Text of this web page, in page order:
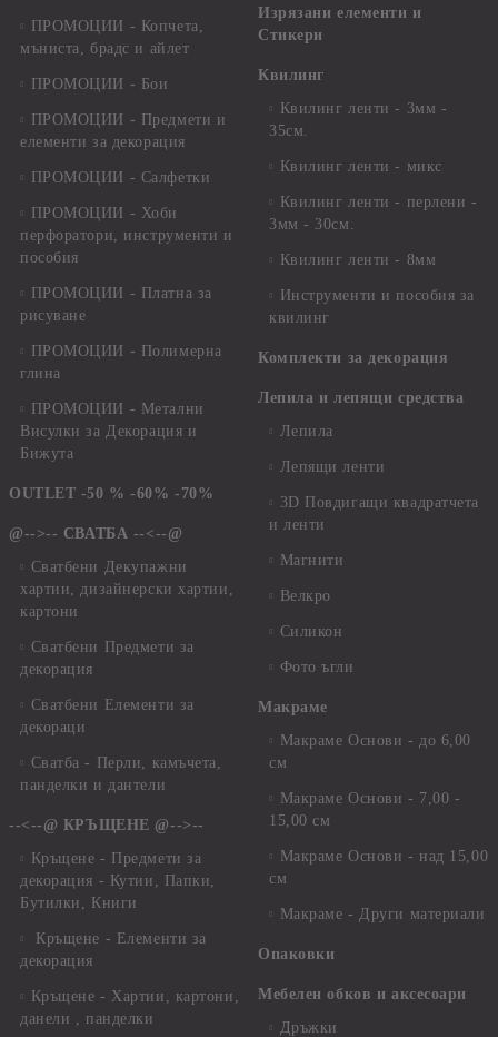
ПРОМОЦИИ - Копчета,
мъниста, брадс и айлет
ПРОМОЦИИ - Бои
ПРОМОЦИИ - Предмети и
елементи за декорация
ПРОМОЦИИ - Салфетки
ПРОМОЦИИ - Хоби
перфоратори, инструменти и
пособия
ПРОМОЦИИ - Платна за
рисуване
ПРОМОЦИИ - Полимерна
глина
ПРОМОЦИИ - Метални
Висулки за Декорация и
Бижута
OUTLET -50 % -60% -70%
@-->-- СВАТБА --<--@
Сватбени Декупажни
хартии, дизайнерски хартии,
картони
Сватбени Предмети за
декорация
Сватбени Елементи за
декораци
Сватба - Перли, камъчета,
панделки и дантели
--<--@ КРЪЩЕНЕ @-->--
Кръщене - Предмети за
декорация - Кутии, Папки,
Бутилки, Книги
Кръщене - Елементи за
декорация
Кръщене - Хартии, картони,
данели , панделки
Изрязани елементи и
Стикери
Квилинг
Квилинг ленти - 3мм -
35см.
Квилинг ленти - микс
Квилинг ленти - перлени -
3мм - 30см.
Квилинг ленти - 8мм
Инструменти и пособия за
квилинг
Комплекти за декорация
Лепила и лепящи средства
Лепила
Лепящи ленти
3D Повдигащи квадратчета
и ленти
Магнити
Велкро
Силикон
Фото ъгли
Макраме
Макраме Основи - до 6,00
см
Макраме Основи - 7,00 -
15,00 см
Макраме Основи - над 15,00
см
Макраме - Други материали
Опаковки
Мебелен обков и аксесоари
Дръжки